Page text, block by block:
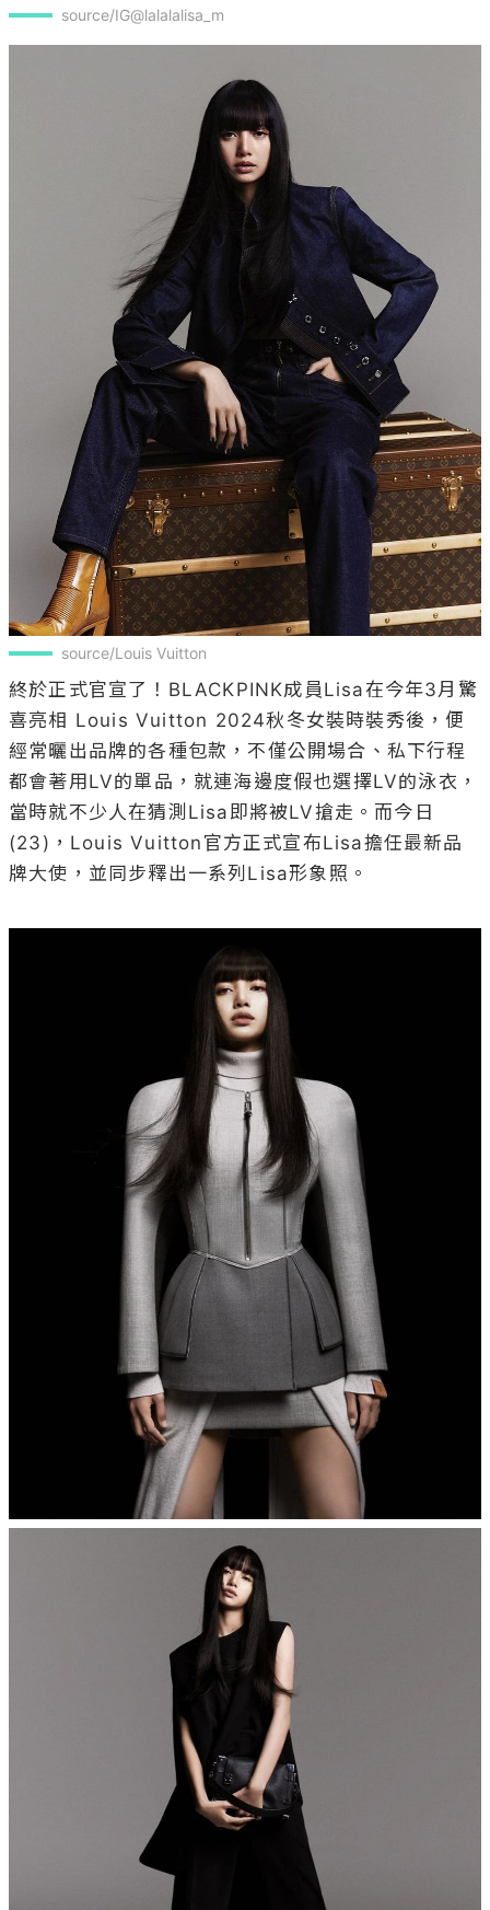
source/IG@lalalalisa_m
source/Louis Vuitton
終於正式官宣了！BLACKPINK成員Lisa在今年3月驚
喜亮相 Louis Vuitton 2024秋冬女裝時裝秀後，便
經常曬出品牌的各種包款，不僅公開場合、私下行程
都會著用LV的單品，就連海邊度假也選擇LV的泳衣，
當時就不少人在猜測Lisa即將被LV搶走。而今日
(23)，Louis Vuitton官方正式宣布Lisa擔任最新品
牌大使，並同步釋出一系列Lisa形象照。